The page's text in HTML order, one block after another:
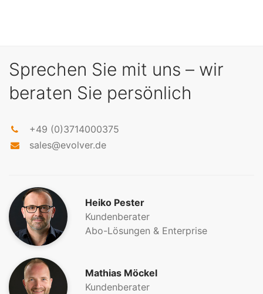
Sprechen Sie mit uns – wir
beraten Sie persönlich
+49 (0)3714000375
sales@evolver.de
Heiko Pester
Kundenberater
Abo-Lösungen & Enterprise
Mathias Möckel
Kundenberater